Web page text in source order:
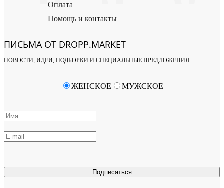
Оплата
Помощь и контакты
ПИСЬМА ОТ DROPP.MARKET
НОВОСТИ, ИДЕИ, ПОДБОРКИ И СПЕЦИАЛЬНЫЕ ПРЕДЛОЖЕНИЯ
Подписаться
ЖЕНСКОЕ МУЖСКОЕ